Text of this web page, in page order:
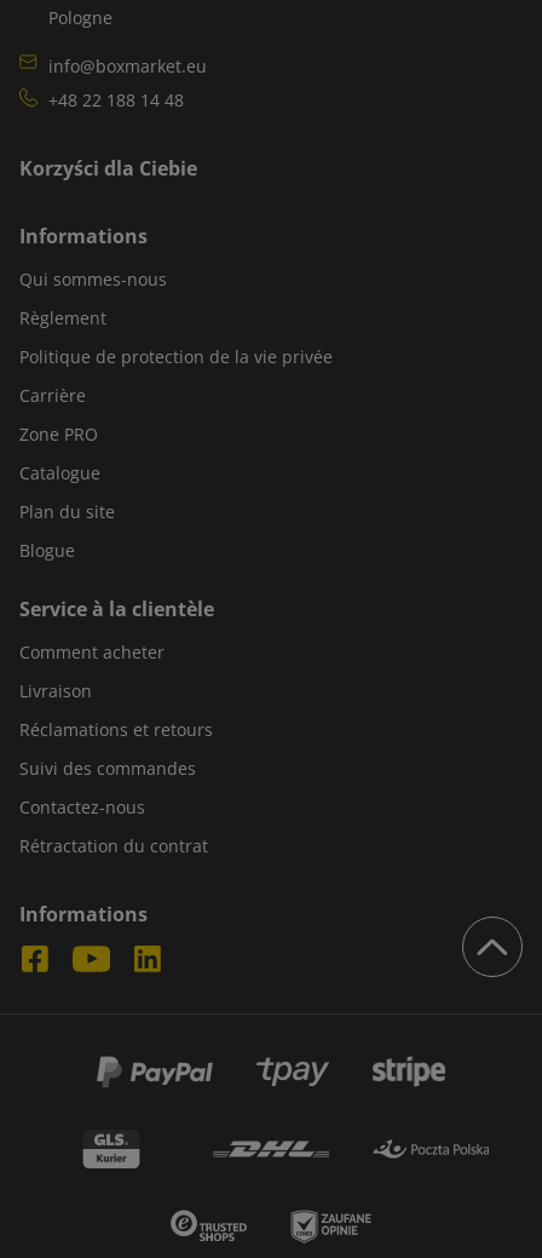
Pologne
info@boxmarket.eu
+48 22 188 14 48
Korzyści dla Ciebie
Informations
Qui sommes-nous
Règlement
Politique de protection de la vie privée
Carrière
Zone PRO
Catalogue
Plan du site
Blogue
Service à la clientèle
Comment acheter
Livraison
Réclamations et retours
Suivi des commandes
Contactez-nous
Rétractation du contrat
Informations